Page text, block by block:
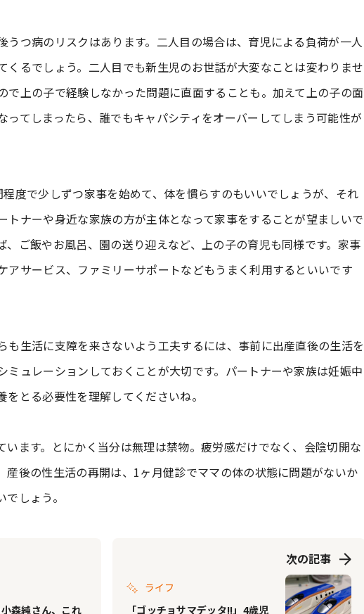
うつ病のリスクはあります。二人目の場合は、育児による負荷が一人
くるでしょう。二人目でも新生児のお世話が大変なことは変わりませ
で上の子で経験しなかった問題に直面することも。加えて上の子の面
ってしまったら、誰でもキャパシティをオーバーしてしまう可能性が
度で少しずつ家事を始めて、体を慣らすのもいいでしょうが、それ
トナーや身近な家族の方が主体となって家事をすることが望ましいで
、ご飯やお風呂、園の送り迎えなど、上の子の育児も同様です。家事
アサービス、ファミリーサポートなどもうまく利用するといいです
も生活に支障を来さないよう工夫するには、事前に出産直後の生活を
ミュレーションしておくことが大切です。パートナーや家族は妊娠中
とる必要性を理解してくださいね。
います。とにかく当分は無理は禁物。疲労感だけでなく、会陰切開な
産後の性生活の再開は、1ヶ月健診でママの体の状態に問題がないか
しょう。
森純さん、これ
次の記事
ライフ
「ゴッチョサマデッタ!!」4歳児